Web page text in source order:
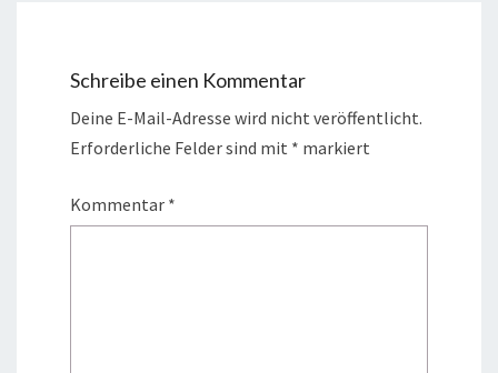
Schreibe einen Kommentar
Deine E-Mail-Adresse wird nicht veröffentlicht.
Erforderliche Felder sind mit * markiert
Kommentar *